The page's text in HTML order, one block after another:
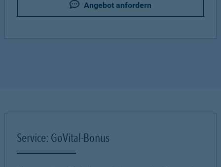
Angebot anfordern
Service: GoVital-Bonus